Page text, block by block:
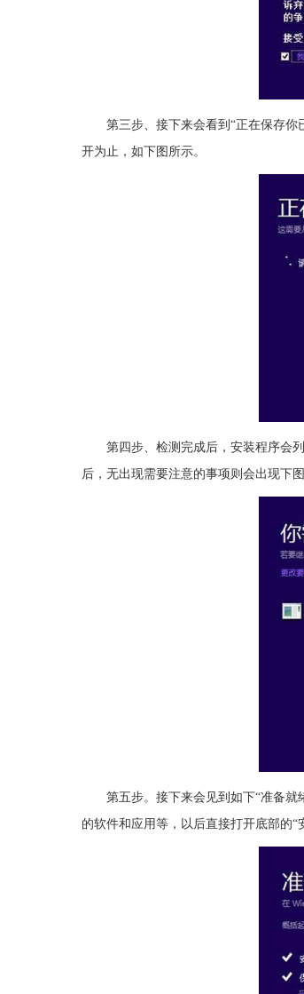
第三步、接下来会看到“正在保存你已
开为止，如下图所示。
第四步、检测完成后，安装程序会列
后，无出现需要注意的事项则会出现
第五步。接下来会见到如下“准备就绪
的软件和应用等，以后直接打开底部